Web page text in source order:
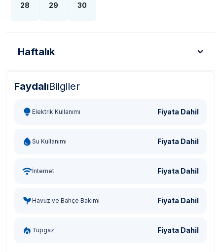
28 29 30
Haftalık
Türk Lirası - TL
FaydalıBilgiler
Elektrik Kullanımı Fiyata Dahil
Su Kullanımı Fiyata Dahil
İnternet Fiyata Dahil
Havuz ve Bahçe Bakımı Fiyata Dahil
Tüpgaz Fiyata Dahil